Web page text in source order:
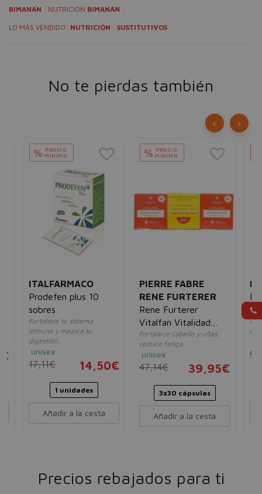
BIMANÁN NUTRICIÓN BIMANÁN
LO MÁS VENDIDO: NUTRICIÓN SUSTITUTIVOS
No te pierdas también
% PRECIO
MÍNIMO
ITALFARMACO
Prodefen plus 10
sobres
Fortalece tu sistema
inmune y mejora tu
digestión.
unisex
17,11€ 14,50€
1 unidades
Añadir a la cesta
% PRECIO
MÍNIMO
PIERRE FABRE
RENE FURTERER
Rene Furterer
Vitalfan Vitalidad
Cabello y Uñas
Fortalece cabello y uñas,
reduce fatiga.
unisex
47,14€ 39,95€
3x30 cápsulas
Añadir a la cesta
‹ ›
Precios rebajados para ti